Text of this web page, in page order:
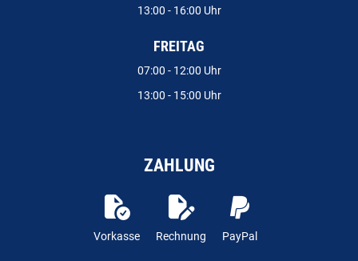
13:00 - 16:00 Uhr
FREITAG
07:00 - 12:00 Uhr
13:00 - 15:00 Uhr
ZAHLUNG
Vorkasse Rechnung PayPal